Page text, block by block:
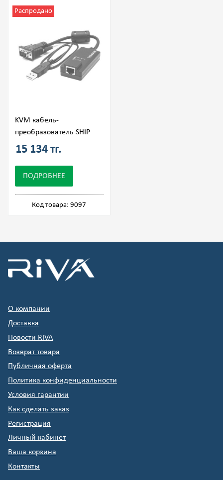
KVM кабель-
преобразователь SHIP
Распродано
15 134 тг.
ПОДРОБНЕЕ
Код товара: 9097
О компании
Доставка
Новости RIVA
Возврат товара
Публичная оферта
Политика конфиденциальности
Условия гарантии
Как сделать заказ
Регистрация
Личный кабинет
Ваша корзина
Контакты